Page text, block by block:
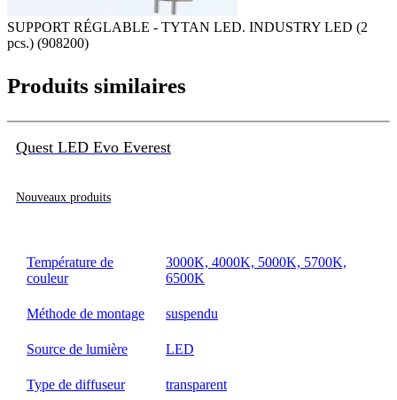
SUPPORT RÉGLABLE - TYTAN LED. INDUSTRY LED (2
pcs.) (908200)
Produits similaires
Quest LED Evo Everest
Nouveaux produits
Température de
couleur
3000K, 4000K, 5000K, 5700K,
6500K
Méthode de montage suspendu
Source de lumière LED
Type de diffuseur transparent